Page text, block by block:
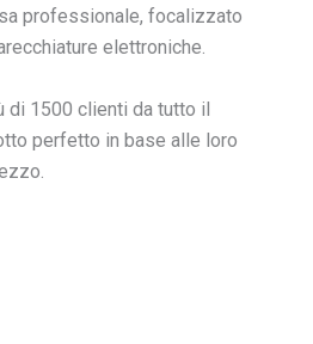
professionale, focalizzato
elettroniche.
di 1500 clienti da tutto il
perfetto in base alle loro